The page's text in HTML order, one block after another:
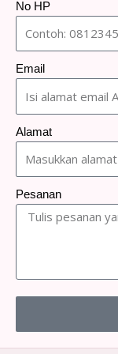
No HP
Email
Alamat
Pesanan